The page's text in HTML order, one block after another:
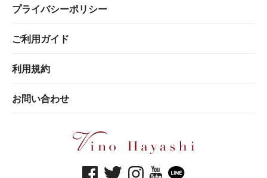
プライバシーポリシー
ご利用ガイド
利用規約
お問い合わせ